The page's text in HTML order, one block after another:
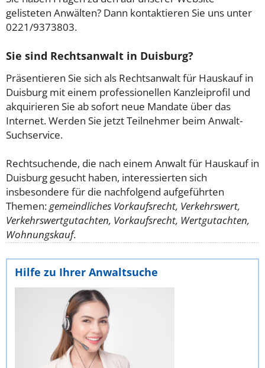
gelisteten Anwälten? Dann kontaktieren Sie uns unter
0221/9373803.
Sie sind Rechtsanwalt in Duisburg?
Präsentieren Sie sich als Rechtsanwalt für Hauskauf in
Duisburg mit einem professionellen Kanzleiprofil und
akquirieren Sie ab sofort neue Mandate über das
Internet. Werden Sie jetzt Teilnehmer beim Anwalt-
Suchservice.
Rechtsuchende, die nach einem Anwalt für Hauskauf in
Duisburg gesucht haben, interessierten sich
insbesondere für die nachfolgend aufgeführten
Themen:gemeindliches Vorkaufsrecht, Verkehrswert,
Verkehrswertgutachten, Vorkaufsrecht, Wertgutachten,
Wohnungskauf.
Hilfe zu Ihrer Anwaltsuche